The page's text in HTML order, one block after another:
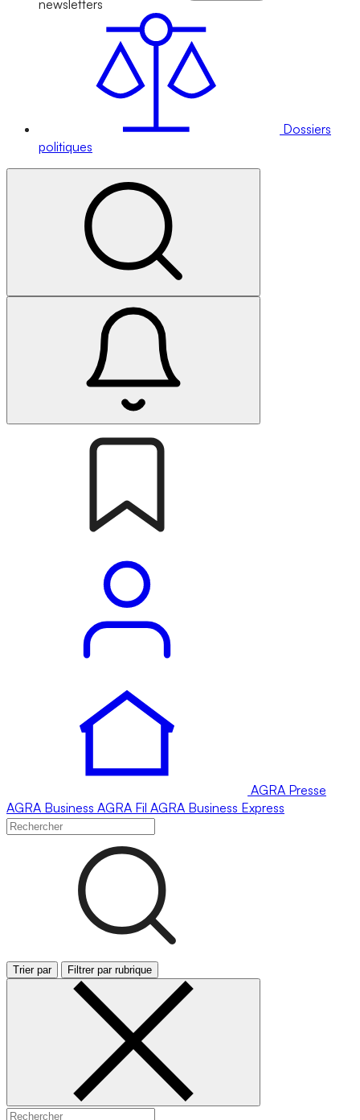
newsletters
Dossiers
politiques
AGRA Presse
AGRA Business AGRA Fil AGRA Business Express
Trier par Filtrer par rubrique